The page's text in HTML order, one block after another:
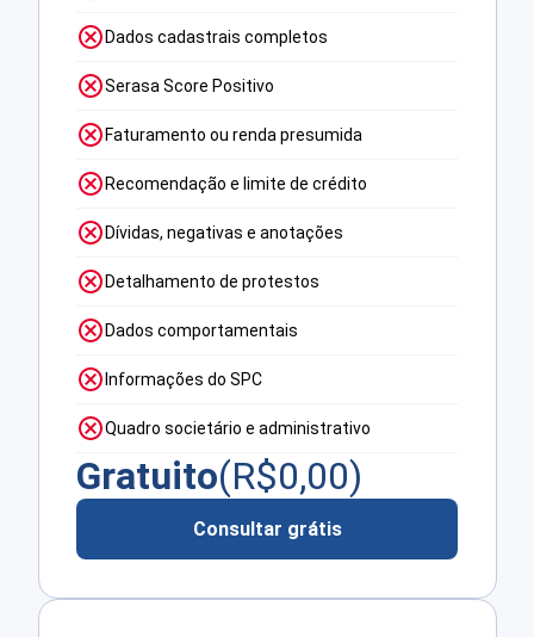
Dados cadastrais completos
Serasa Score Positivo
Faturamento ou renda presumida
Recomendação e limite de crédito
Dívidas, negativas e anotações
Detalhamento de protestos
Dados comportamentais
Informações do SPC
Quadro societário e administrativo
Gratuito(R$0,00)
Consultar grátis